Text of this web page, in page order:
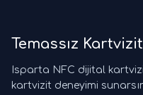
Temassız
Isparta NFC dijital
kartvizit deneyimi